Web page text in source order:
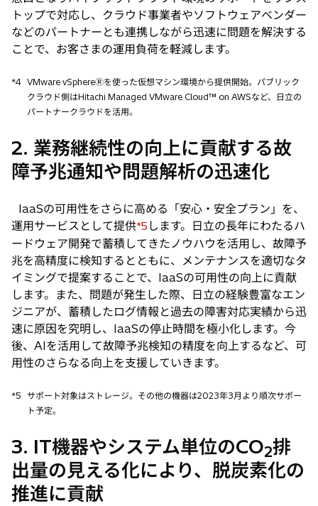
トップで対応し、クラウド事業者やソフトウェアベンダー
などのパートナーとも連携しながら迅速に問題を解決する
ことで、お客さまの運用負荷を軽減します。
*4 VMware vSphereⓇを使った仮想マシン環境から提供開始。パブリック
クラウド側はHitachi Managed VMware Cloud™ on AWSなど、日立の
パートナークラウドを活用。
2. 業務継続性の向上に貢献する故
障予兆通知や問題解析の迅速化
IaaSの可用性をさらに高める「安心・安全プラン」を、
運用サービスとして提供*5 します。日立の長年にわたるハ
ードウェア開発で蓄積してきたノウハウを活用し、故障予
兆を高精度に検知するとともに、メンテナンスを適切なタ
イミングで提案することで、IaaSの可用性の向上に貢献
します。また、問題が発生した際、日立の経験豊富なエン
ジニアが、蓄積したログ情報と過去の障害対応実績から迅
速に原因を究明し、IaaSの停止時間を極小化します。今
後、AIを活用して故障予兆検知の精度を向上するなど、可
用性のさらなる向上を支援していきます。
*5 サポート対象はストレージ。その他の機器は2023年3月より順次サポー
ト予定。
3. IT機器やシステム単位のCO2排
出量の見える化により、脱炭素化の
推進に貢献